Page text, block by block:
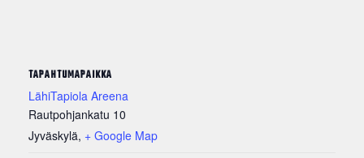
TAPAHTUMAPAIKKA
LähiTapiola Areena
Rautpohjankatu 10
Jyväskylä, + Google Map